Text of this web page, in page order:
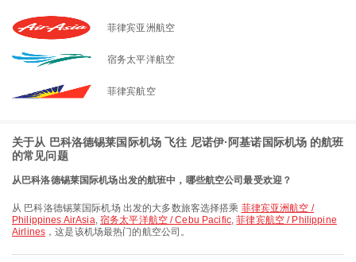
菲律宾亚洲航空
宿务太平洋航空
菲律宾航空
关于从 巴科洛德锡莱国际机场 飞往 尼诺伊·阿基诺国际机场 的航班
的常见问题
从巴科洛德锡莱国际机场出发的航班中，哪些航空公司最受欢迎？
从 巴科洛德锡莱国际机场 出发的大多数旅客选择搭乘 菲律宾亚洲航空 /
Philippines AirAsia, 宿务太平洋航空 / Cebu Pacific,菲律宾航空 / Philippine
Airlines ，这是该机场最热门的航空公司。